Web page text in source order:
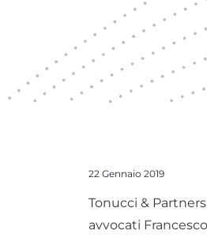
22 Gennaio 2019
Tonucci &
avvocati